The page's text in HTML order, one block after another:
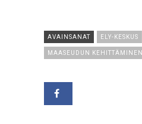
AVAINSANAT ELY-KESKUS
MAASEUDUN KEHITTÄMINEN